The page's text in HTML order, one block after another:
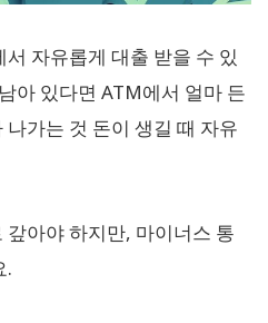
자유롭게 대출 받을 수 있
아 있다면 ATM에서 얼마 든
가는 것 돈이 생길 때 자유
아야 하지만, 마이너스 통
.